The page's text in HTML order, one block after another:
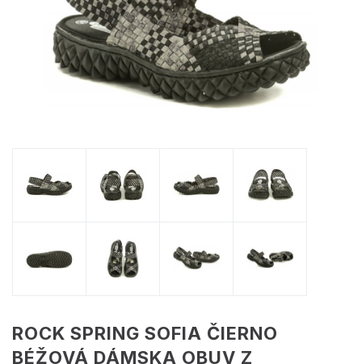
ROCK SPRING SOFIA ČIERNO
BÉŽOVÁ DÁMSKA OBUV Z